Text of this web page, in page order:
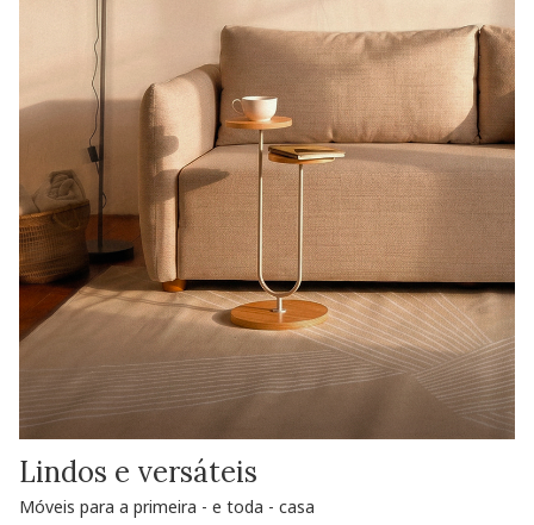
Lindos e versáteis
Móveis para a primeira - e toda - casa